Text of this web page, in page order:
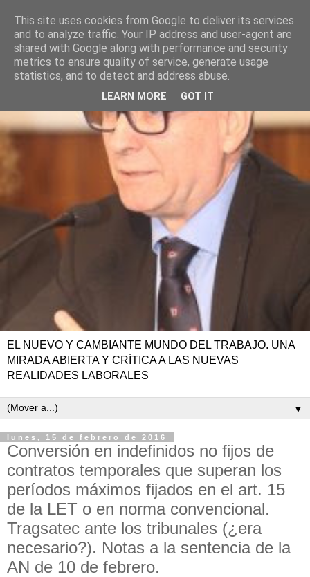
EL NUEVO Y CAMBIANTE MUNDO DEL TRABAJO. UNA
MIRADA ABIERTA Y CRÍTICA A LAS NUEVAS
REALIDADES LABORALES
▼
lunes, 15 de febrero de 2016
Conversión en indefinidos no fijos de
contratos temporales que superan los
períodos máximos fijados en el art. 15
de la LET o en norma convencional.
Tragsatec ante los tribunales (¿era
necesario?). Notas a la sentencia de la
AN de 10 de febrero.
This site uses cookies from Google to deliver its services
and to analyze traffic. Your IP address and user-agent are
shared with Google along with performance and security
metrics to ensure quality of service, generate usage
statistics, and to detect and address abuse.
LEARN MORE GOT IT